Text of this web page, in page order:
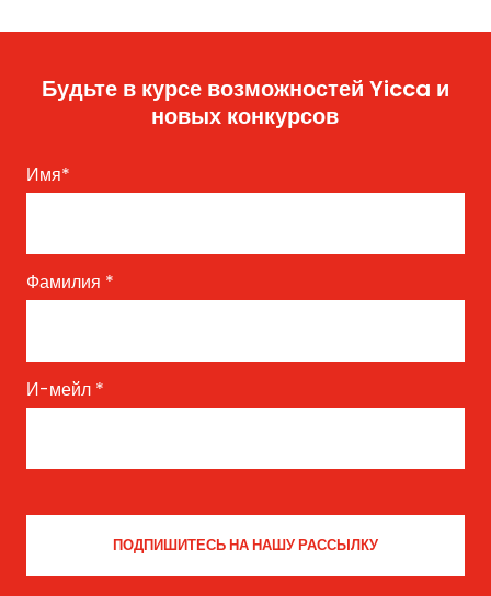
Будьте в курсе возможностей Yicca и
новых конкурсов
Имя*
Фамилия *
И-мейл *